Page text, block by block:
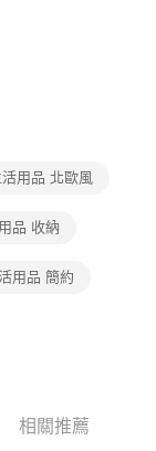
頁面所載為準。
，訂單將自動取
算日後寄送繳費提
直營門市／銀行轉
將買賣／分期付款
商店將以您的個人
集、處理及利用，
活用品 北歐風
品 收納
用品 簡約
相關推薦